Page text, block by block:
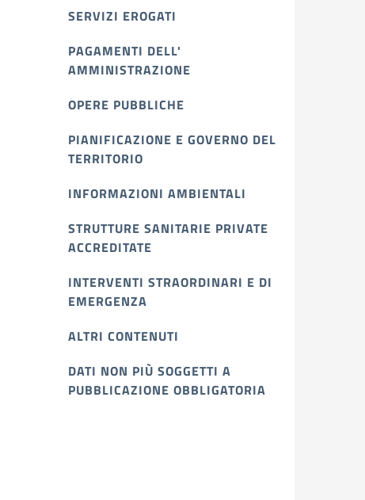
SERVIZI EROGATI
PAGAMENTI DELL'
AMMINISTRAZIONE
OPERE PUBBLICHE
PIANIFICAZIONE E GOVERNO DEL
TERRITORIO
INFORMAZIONI AMBIENTALI
STRUTTURE SANITARIE PRIVATE
ACCREDITATE
INTERVENTI STRAORDINARI E DI
EMERGENZA
ALTRI CONTENUTI
DATI NON PIÙ SOGGETTI A
PUBBLICAZIONE OBBLIGATORIA